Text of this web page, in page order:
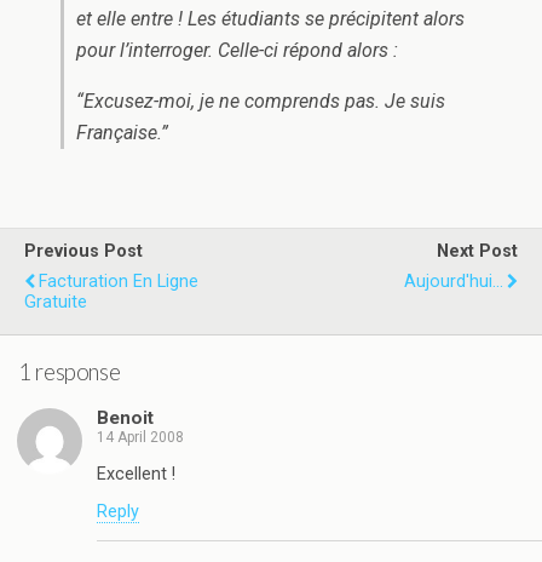
et elle entre ! Les étudiants se précipitent alors
pour l’interroger. Celle-ci répond alors :
“Excusez-moi, je ne comprends pas. Je suis
Française.”
Previous Post
Facturation En Ligne
Gratuite
Next Post
Aujourd'hui...
1 response
Benoit
14 April 2008
Excellent !
Reply